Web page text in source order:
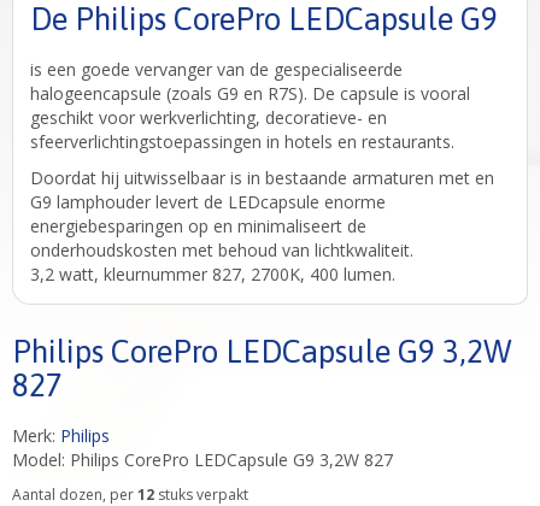
De Philips CorePro LEDCapsule G9
is een goede vervanger van de gespecialiseerde
halogeencapsule (zoals G9 en R7S). De capsule is vooral
geschikt voor werkverlichting, decoratieve- en
sfeerverlichtingstoepassingen in hotels en restaurants.
Doordat hij uitwisselbaar is in bestaande armaturen met en
G9 lamphouder levert de LEDcapsule enorme
energiebesparingen op en minimaliseert de
onderhoudskosten met behoud van lichtkwaliteit.
3,2 watt, kleurnummer 827, 2700K, 400 lumen.
Philips CorePro LEDCapsule G9 3,2W
827
Merk: Philips
Model: Philips CorePro LEDCapsule G9 3,2W 827
Aantal dozen, per12 stuks verpakt